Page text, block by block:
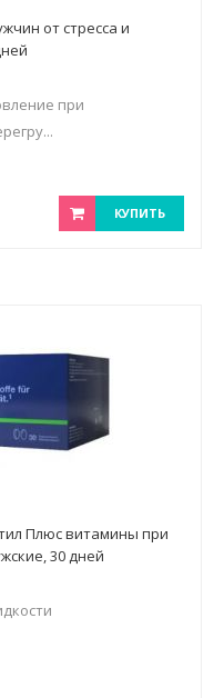
от стресса и
при
КУПИТЬ
Плюс витамины при
30 дней